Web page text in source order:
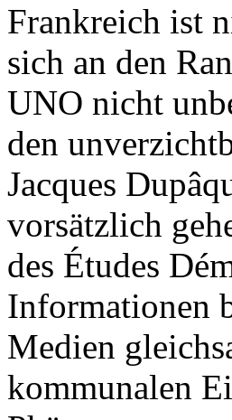
Frankreich ist
sich an den
UNO nicht
den
Jacques
vorsätzlich
des Études
Informationen
Medien
kommunalen